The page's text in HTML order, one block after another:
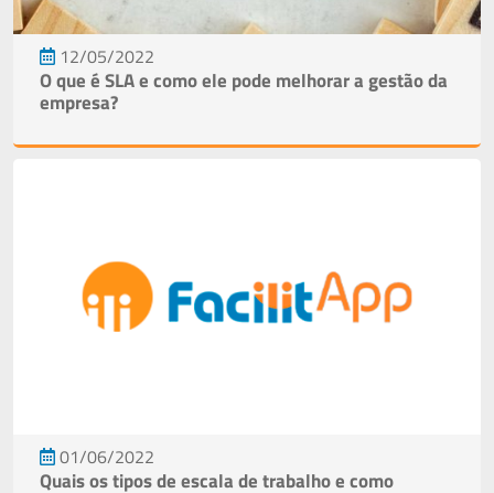
12/05/2022
O que é SLA e como ele pode melhorar a gestão da
empresa?
01/06/2022
Quais os tipos de escala de trabalho e como